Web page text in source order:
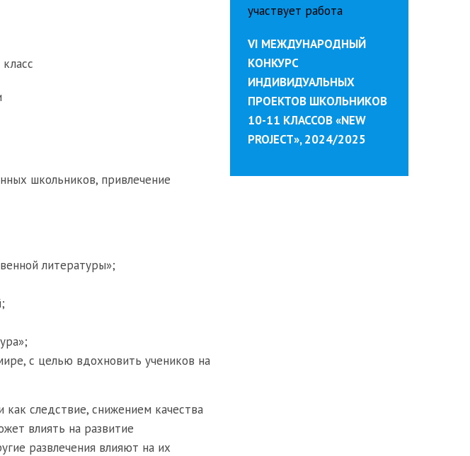
школьников, привлечение
литературы»;
с целью вдохновить учеников на
следствие, снижением качества
влиять на развитие
развлечения влияют на их
участвует работа
VI МЕЖДУНАРОДНЫЙ
КОНКУРС
ИНДИВИДУАЛЬНЫХ
ПРОЕКТОВ ШКОЛЬНИКОВ
10-11 КЛАССОВ «NEW
PROJECT», 2024/2025